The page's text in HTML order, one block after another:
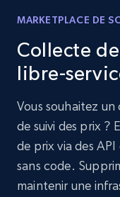
MARKETPLACE DE
Collecte
libre-
Vous souhaitez
de suivi des prix ?
de prix via des
sans code.
maintenir une